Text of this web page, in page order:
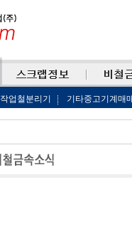
작업철분리기 기타중고기계매